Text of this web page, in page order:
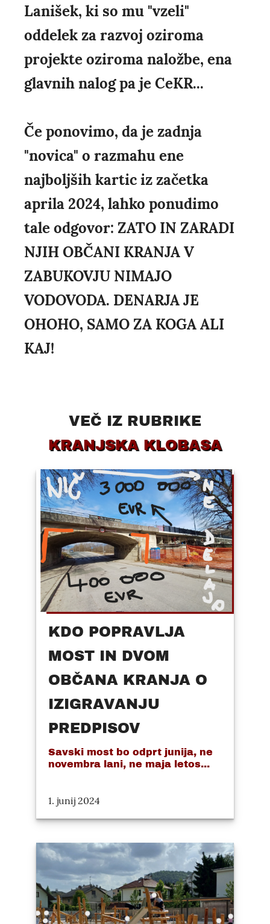
Lanišek, ki so mu "vzeli"
oddelek za razvoj oziroma
projekte oziroma naložbe, ena
glavnih nalog pa je CeKR...
Če ponovimo, da je zadnja
"novica" o razmahu ene
najboljših kartic iz začetka
aprila 2024, lahko ponudimo
tale odgovor: ZATO IN ZARADI
NJIH OBČANI KRANJA V
ZABUKOVJU NIMAJO
VODOVODA. DENARJA JE
OHOHO, SAMO ZA KOGA ALI
KAJ!
VEČ IZ RUBRIKE
KRANJSKA KLOBASA
KDO POPRAVLJA
MOST IN DVOM
OBČANA KRANJA O
IZIGRAVANJU
PREDPISOV
Savski most bo odprt junija, ne
novembra lani, ne maja letos...
1. junij 2024